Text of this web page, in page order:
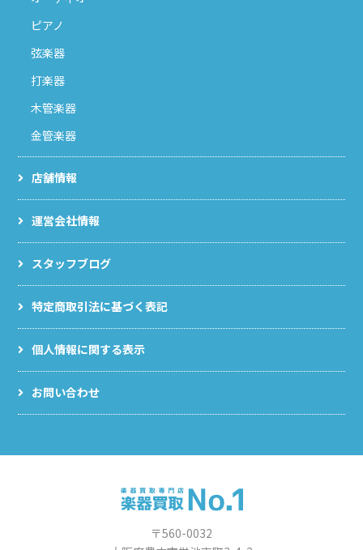
ピアノ
弦楽器
打楽器
木管楽器
金管楽器
店舗情報
運営会社情報
スタッフブログ
特定商取引法に基づく表記
個人情報に関する表示
お問い合わせ
〒560-0032